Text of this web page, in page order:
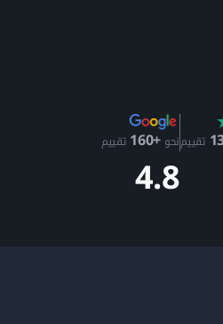
تقييمنحو +160 تقييم
4.8